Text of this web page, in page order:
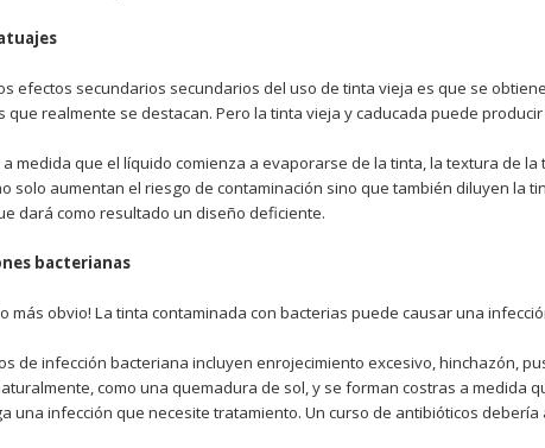
efectos secundarios secundarios del uso de tinta vieja es que se
que realmente se destacan. Pero la tinta vieja y caducada puede
a medida que el líquido comienza a evaporarse de la tinta, la textura de
solo aumentan el riesgo de contaminación sino que también diluyen la
dará como resultado un diseño deficiente.
bacterianas
más obvio! La tinta contaminada con bacterias puede causar una
de infección bacteriana incluyen enrojecimiento excesivo, hinchazón,
como una quemadura de sol, y se forman costras a medida
una infección que necesite tratamiento. Un curso de antibióticos debería